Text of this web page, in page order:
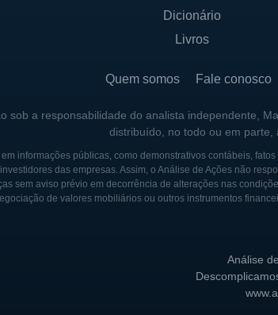
DA ROCKET PHARMACEUTICALS
em 2015, a Rocket Pharmaceuticals
gênica, um campo emergente na
soluções que pudessem atender às
primeiros anos, a empresa se destacou
de pesquisa e outros players da
e parcerias estratégicas que
sua fundação, a empresa tem avançado
Dicionário
Livros
Quem somos Fale conosco
sob a responsabilidade do analista independente,
distribuído, no todo ou em parte,
informações públicas, como demonstrativos contábeis,
das empresas. Assim, o Análise de Ações não
sem aviso prévio em decorrência de alterações nas
de valores mobiliários ou outros instrumentos
Análise